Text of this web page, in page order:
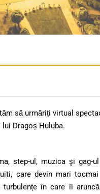
să urmăriți virtual
lui Dragoș Huluba.
step-ul, muzica şi gag-
care devin mari
în care îi